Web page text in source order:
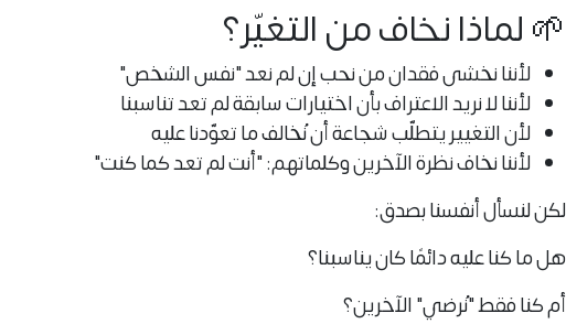
🌱 لماذا نخاف من التغيّر؟
لأننا نخشى فقدان من نحب إن لم نعد "نفس الشخص"
لأننا لا نريد الاعتراف بأن اختيارات سابقة لم تعد تناسبنا
لأن التغيير يتطلّبشجاعة أن نُخالف ما تعوّدنا عليه
لأننا نخاف نظرة الآخرين وكلماتهم: "أنت لم تعد كما كنت"
لكن لنسأل أنفسنا بصدق:
هل ما كنا عليه دائمًا كان يناسبنا؟
أم كنا فقط "نُرضي" الآخرين؟